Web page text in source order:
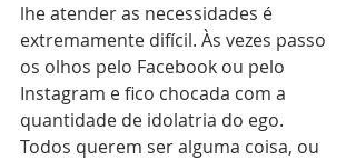
lhe atender as necessidades é
extremamente difícil. Às vezes passo
os olhos pelo Facebook ou pelo
Instagram e fico chocada com a
quantidade de idolatria do ego.
Todos querem ser alguma coisa, ou